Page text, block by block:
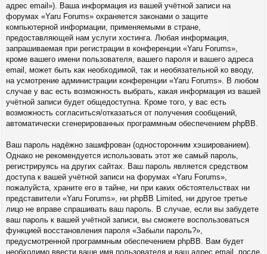
адрес email»). Ваша информация из вашей учётной записи на
форумах «Yaru Forums» охраняется законами о защите
компьютерной информации, применяемыми в стране,
предоставляющей нам услуги хостинга. Любая информация,
запрашиваемая при регистрации в конференции «Yaru Forums»,
кроме вашего имени пользователя, вашего пароля и вашего адреса
email, может быть как необходимой, так и необязательной ко вводу,
на усмотрение администрации конференции «Yaru Forums». В любом
случае у вас есть возможность выбрать, какая информация из вашей
учётной записи будет общедоступна. Кроме того, у вас есть
возможность согласиться/отказаться от получения сообщений,
автоматически сгенерированных программным обеспечением phpBB.
Ваш пароль надёжно зашифрован (односторонним хэшированием).
Однако не рекомендуется использовать этот же самый пароль,
регистрируясь на других сайтах. Ваш пароль является средством
доступа к вашей учётной записи на форумах «Yaru Forums»,
пожалуйста, храните его в тайне, ни при каких обстоятельствах ни
представители «Yaru Forums», ни phpBB Limited, ни другое третье
лицо не вправе спрашивать ваш пароль. В случае, если вы забудете
ваш пароль к вашей учётной записи, вы сможете воспользоваться
функцией восстановления пароля «Забыли пароль?»,
предусмотренной программным обеспечением phpBB. Вам будет
необходимо ввести ваше имя пользователя и ваш адрес email, после